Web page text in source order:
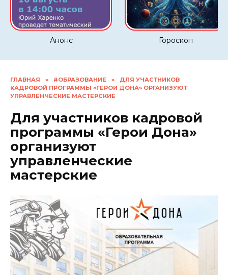
Анонс Гороскоп
ГЛАВНАЯ » #ОБРАЗОВАНИЕ »
ДЛЯ УЧАСТНИКОВ
КАДРОВОЙ ПРОГРАММЫ «ГЕРОИ ДОНА» ОРГАНИЗУЮТ
УПРАВЛЕНЧЕСКИЕ МАСТЕРСКИЕ
Для участников кадровой
программы «Герои Дона»
организуют
управленческие
мастерские